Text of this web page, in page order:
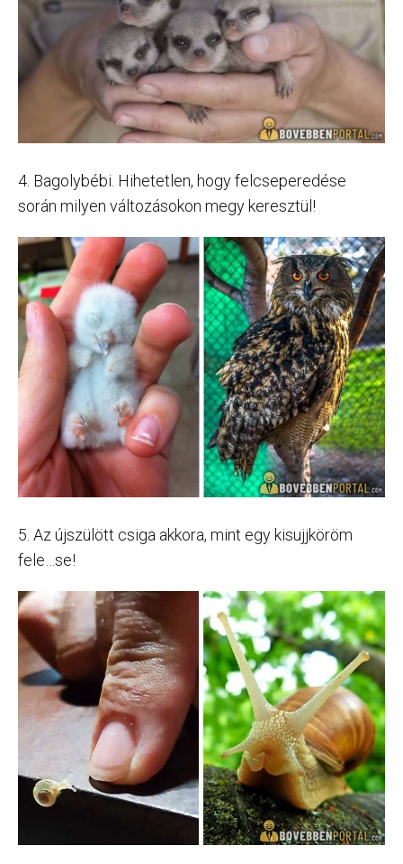
4. Bagolybébi. Hihetetlen, hogy felcseperedése
során milyen változásokon megy keresztül!
5. Az újszülött csiga akkora, mint egy kisujjköröm
fele…se!